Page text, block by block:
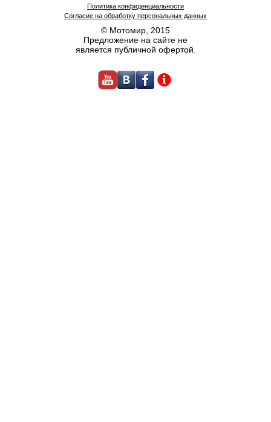
© Мотомир, 2015
Предложение на сайте не
является публичной офертой.
Политика конфиденциальности
Согласие на обработку персональных данных